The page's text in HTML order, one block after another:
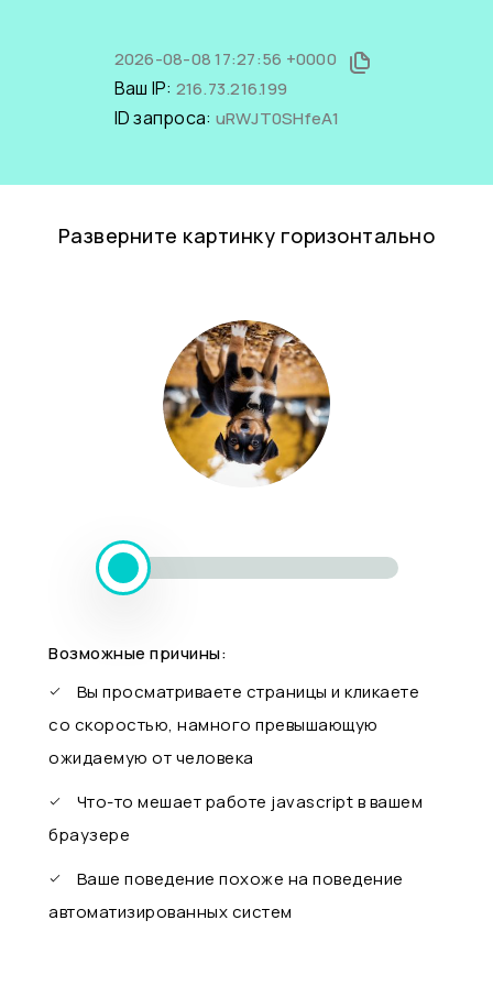
2026-08-08 17:27:56 +0000
Ваш IP: 216.73.216.199
ID запроса: uRWJT0SHfeA1
Разверните картинку горизонтально
Возможные причины:
Вы просматриваете страницы и кликаете
со скоростью, намного превышающую
ожидаемую от человека
Что-то мешает работе javascript в вашем
браузере
Ваше поведение похоже на поведение
автоматизированных систем